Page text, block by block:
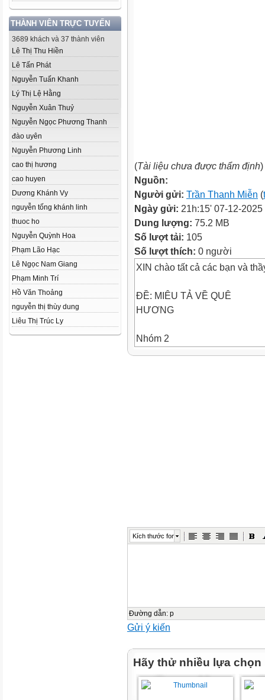
THÀNH VIÊN TRỰC TUYẾN
3689 khách và 37 thành viên
Lê Thị Thu Hiền
Lê Tấn Phát
Nguyễn Tuấn Khanh
Lý Thị Lệ Hằng
Nguyễn Xuân Thuỷ
Nguyễn Ngọc Phương Thanh
đào uyên
Nguyễn Phương Linh
cao thị hương
cao huyen
Dương Khánh Vy
nguyễn tống khánh linh
thuoc ho
Nguyễn Quỳnh Hoa
Phạm Lão Hạc
Lê Ngọc Nam Giang
Phạm Minh Trí
Hồ Văn Thoảng
nguyễn thị thùy dung
Liêu Thị Trúc Ly
(Tài liệu chưa được thẩm định)
Nguồn:
Người gửi: Trần Thanh Miễn (
Ngày gửi: 21h:15' 07-12-2025
Dung lượng: 75.2 MB
Số lượt tải: 105
Số lượt thích: 0 người
XIN chào tất cả các bạn và
ĐỀ: MIÊU TẢ VỀ QUÊ
HƯƠNG
Nhóm 2
dòng sông. Những mùa lúa
rực rỡ tạo nên vẻ đẹp thơ
4. Con người quê hương
• Người quê tôi hiền lành,
Kích thước font
Đường dẫn: p
Gửi ý kiến
Hãy thử nhiều lựa chọn